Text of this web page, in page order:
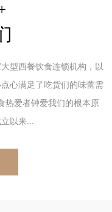
型西餐饮食连锁机构，以
心满足了吃货们的味蕾需
热爱者钟爱我们的根本原
以来...